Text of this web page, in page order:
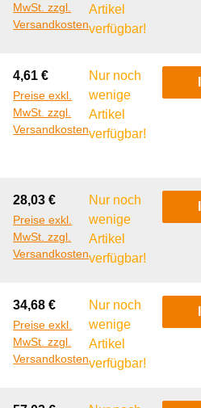
MwSt. zzgl.
Versandkosten
Artikel
verfügbar!
Regulärer Preis:
4,61 €
Preise exkl.
MwSt. zzgl.
Versandkosten
Nur noch
wenige
Artikel
verfügbar!
Regulärer Preis:
28,03 €
Preise exkl.
MwSt. zzgl.
Versandkosten
Nur noch
wenige
Artikel
verfügbar!
Regulärer Preis:
34,68 €
Preise exkl.
MwSt. zzgl.
Versandkosten
Nur noch
wenige
Artikel
verfügbar!